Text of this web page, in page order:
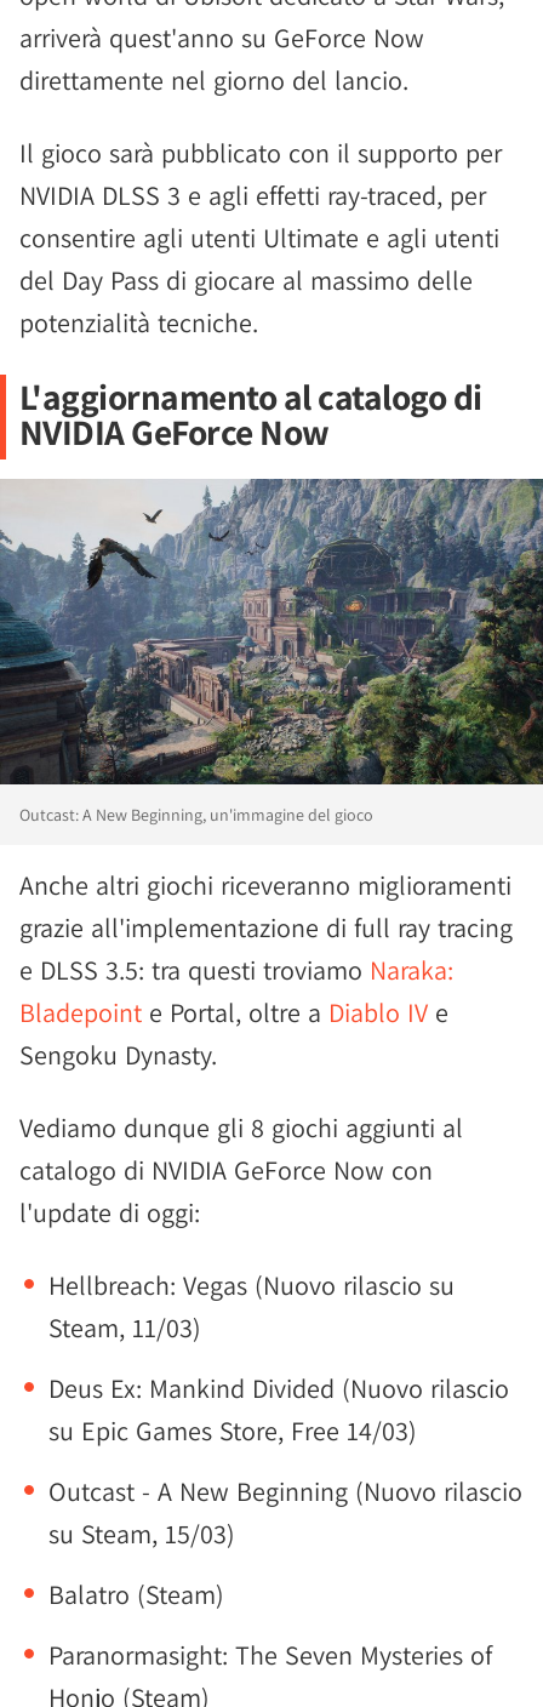
arriverà quest'anno su GeForce Now
direttamente nel giorno del lancio.
Il gioco sarà pubblicato con il supporto per
NVIDIA DLSS 3 e agli effetti ray-traced, per
consentire agli utenti Ultimate e agli utenti
del Day Pass di giocare al massimo delle
potenzialità tecniche.
L'aggiornamento al catalogo di
NVIDIA GeForce Now
Outcast: A New Beginning, un'immagine del gioco
Anche altri giochi riceveranno miglioramenti
grazie all'implementazione di full ray tracing
e DLSS 3.5: tra questi troviamo Naraka:
Bladepoint e Portal, oltre a Diablo IV e
Sengoku Dynasty.
Vediamo dunque gli 8 giochi aggiunti al
catalogo di NVIDIA GeForce Now con
l'update di oggi:
Hellbreach: Vegas (Nuovo rilascio su
Steam, 11/03)
Deus Ex: Mankind Divided (Nuovo rilascio
su Epic Games Store, Free 14/03)
Outcast - A New Beginning (Nuovo rilascio
su Steam, 15/03)
Balatro (Steam)
Paranormasight: The Seven Mysteries of
Honjo (Steam)